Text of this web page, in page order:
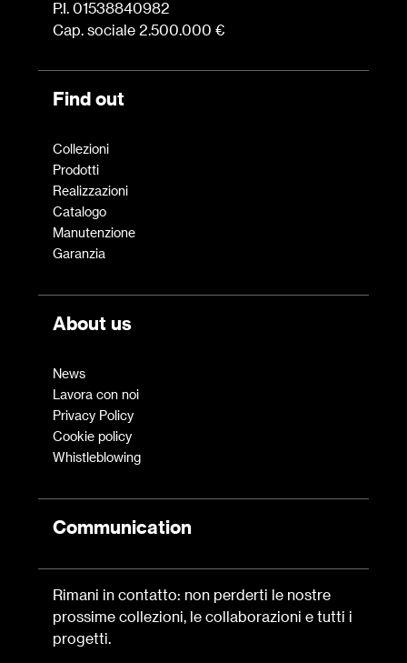
P.I. 01538840982
Cap. sociale 2.500.000 €
Find out
Collezioni
Prodotti
Realizzazioni
Catalogo
Manutenzione
Garanzia
About us
News
Lavora con noi
Privacy Policy
Cookie policy
Whistleblowing
Communication
Rimani in contatto: non perderti le nostre
prossime collezioni, le collaborazioni e tutti i
progetti.